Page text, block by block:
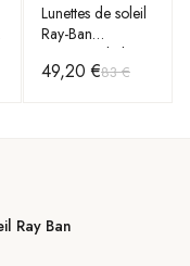
Lunettes de soleil
Ray-Ban
Hexagonal Flat
Lenses RB3548N
49,20 €83 €
Ray Ban